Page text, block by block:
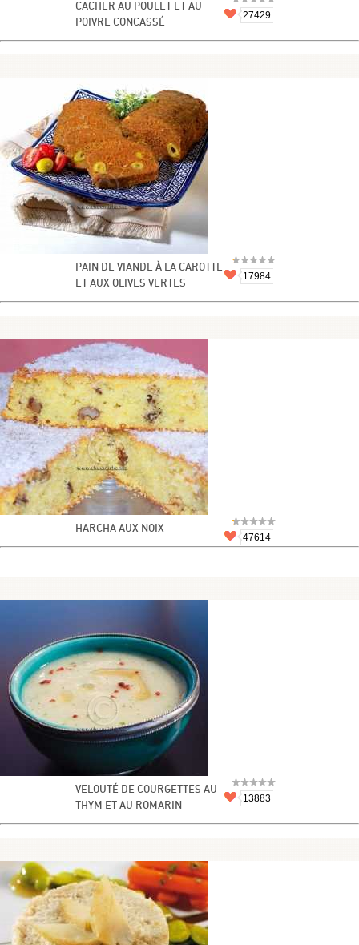
CACHER AU POULET ET AU
POIVRE CONCASSÉ
27429
PAIN DE VIANDE À LA CAROTTE
ET AUX OLIVES VERTES
17984
HARCHA AUX NOIX
47614
VELOUTÉ DE COURGETTES AU
THYM ET AU ROMARIN
13883